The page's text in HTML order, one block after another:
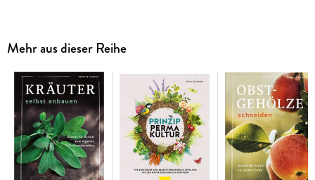
Ergebnisse erzielen. Ob Gemüse, Kräuter oder Obst - dieser
Leitfaden hilft Ihnen, das Beste aus Ihrem Garten
herauszuholen. Mit praktischen Schritt-für-Schritt-
Anleitungen, umfangreichen Pflanzenporträts und
Expertenwissen wird Ihr Gartenprojekt garantiert zum Erfolg.
Das bietet Ihnen dieses Buch:
. Planung und Einrichtung:Pflanzpläne, Beetgestaltung,
Bewässerung und Pflegemaßnahmen
Mehr aus dieser Reihe